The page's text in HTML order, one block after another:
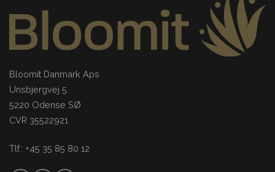
Bloomit Danmark Aps
Unsbjergvej 5.
5220 Odense SØ
CVR 35522921
Tlf.: +45 35 85 80 12